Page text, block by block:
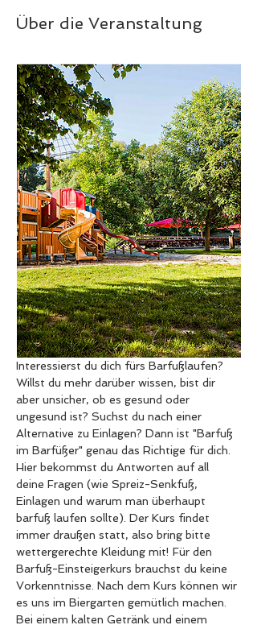
Über die Veranstaltung
Interessierst du dich fürs Barfußlaufen?
Willst du mehr darüber wissen, bist dir
aber unsicher, ob es gesund oder
ungesund ist? Suchst du nach einer
Alternative zu Einlagen? Dann ist "Barfuß
im Barfüßer" genau das Richtige für dich.
Hier bekommst du Antworten auf all
deine Fragen (wie Spreiz-Senkfuß,
Einlagen und warum man überhaupt
barfuß laufen sollte). Der Kurs findet
immer draußen statt, also bring bitte
wettergerechte Kleidung mit! Für den
Barfuß-Einsteigerkurs brauchst du keine
Vorkenntnisse. Nach dem Kurs können wir
es uns im Biergarten gemütlich machen.
Bei einem kalten Getränk und einem